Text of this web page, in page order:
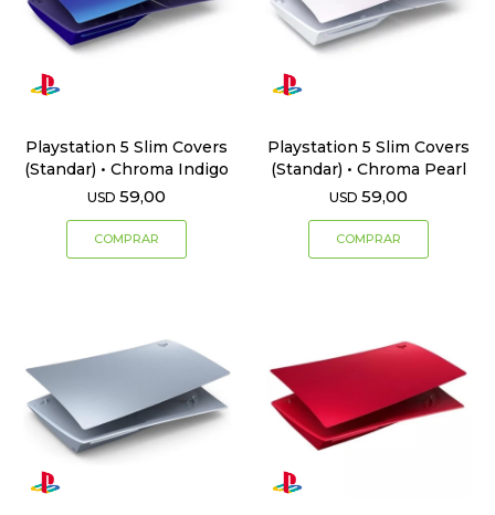
Playstation 5 Slim Covers
(Standar) • Chroma Indigo
USD 59,00
Playstation 5 Slim Covers
(Standar) • Chroma Pearl
USD 59,00